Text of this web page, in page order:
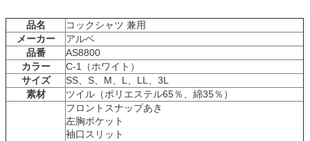
品名
コックシャツ 兼用
メーカー
アルベ
品番
AS8800
カラー
C-1（ホワイト）
サイズ
SS、S、M、L、LL、3L
素材
ツイル（ポリエステル65％、綿35％）
フロントスナップあき
左胸ポケット
袖口スリット